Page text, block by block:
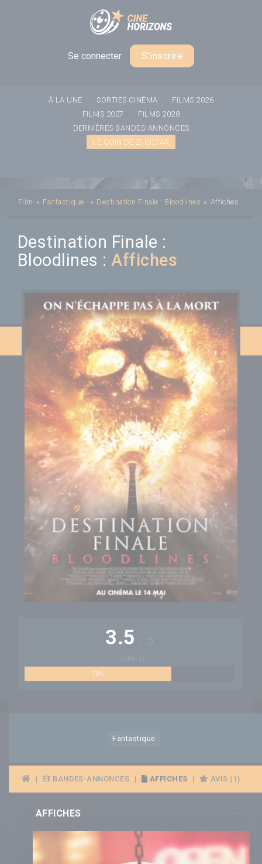
Se connecter S'inscrire
À LA UNE SORTIES CINÉMA
FILMS 2026
FILMS 2027
FILMS 2028
DERNIÈRES BANDES-ANNONCES
LE COIN DE ZHOLTAR
Film » Fantastique » Destination Finale : Bloodlines » Affiches
Destination Finale :
Bloodlines : Affiches
3.5 / 5
1 note(s)
70%
Fantastique
| BANDES-ANNONCES | AFFICHES | AVIS (1)
AFFICHES
Panneau de gestion des cookies